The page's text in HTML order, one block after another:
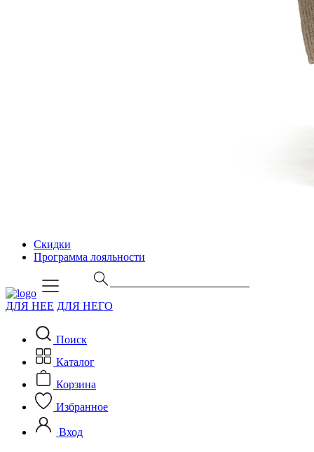
Скидки
Программа лояльности
ДЛЯ НЕЕ ДЛЯ НЕГО
Поиск
Каталог
Корзина
Избранное
Вход